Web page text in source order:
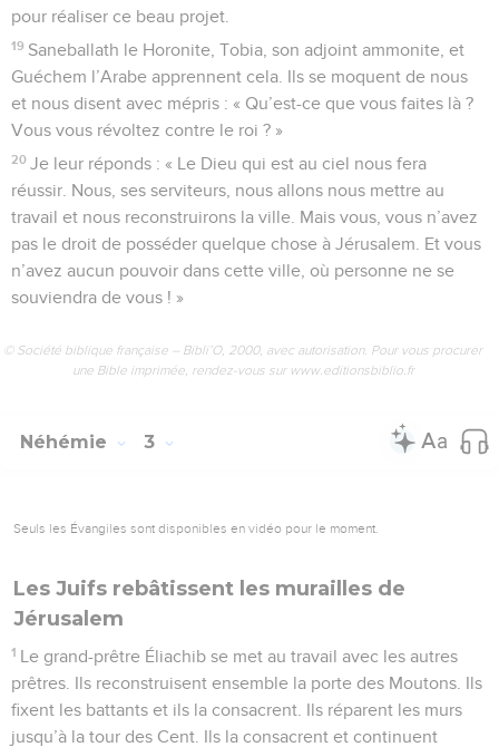
pour réaliser ce beau projet.
19 Saneballath le Horonite, Tobia, son adjoint ammonite, et
Guéchem l’Arabe apprennent cela. Ils se moquent de nous
et nous disent avec mépris : « Qu’est-ce que vous faites là ?
Vous vous révoltez contre le roi ? »
20 Je leur réponds : « Le Dieu qui est au ciel nous fera
réussir. Nous, ses serviteurs, nous allons nous mettre au
travail et nous reconstruirons la ville. Mais vous, vous n’avez
pas le droit de posséder quelque chose à Jérusalem. Et vous
n’avez aucun pouvoir dans cette ville, où personne ne se
souviendra de vous ! »
© Société biblique française – Bibli’O, 2000, avec autorisation. Pour vous procurer
une Bible imprimée, rendez-vous sur www.editionsbiblio.fr
Néhémie 3
Seuls les Évangiles sont disponibles en vidéo pour le moment.
Les Juifs rebâtissent les murailles de
Jérusalem
1 Le grand-prêtre Éliachib se met au travail avec les autres
prêtres. Ils reconstruisent ensemble la porte des Moutons. Ils
fixent les battants et ils la consacrent. Ils réparent les murs
jusqu’à la tour des Cent. Ils la consacrent et continuent